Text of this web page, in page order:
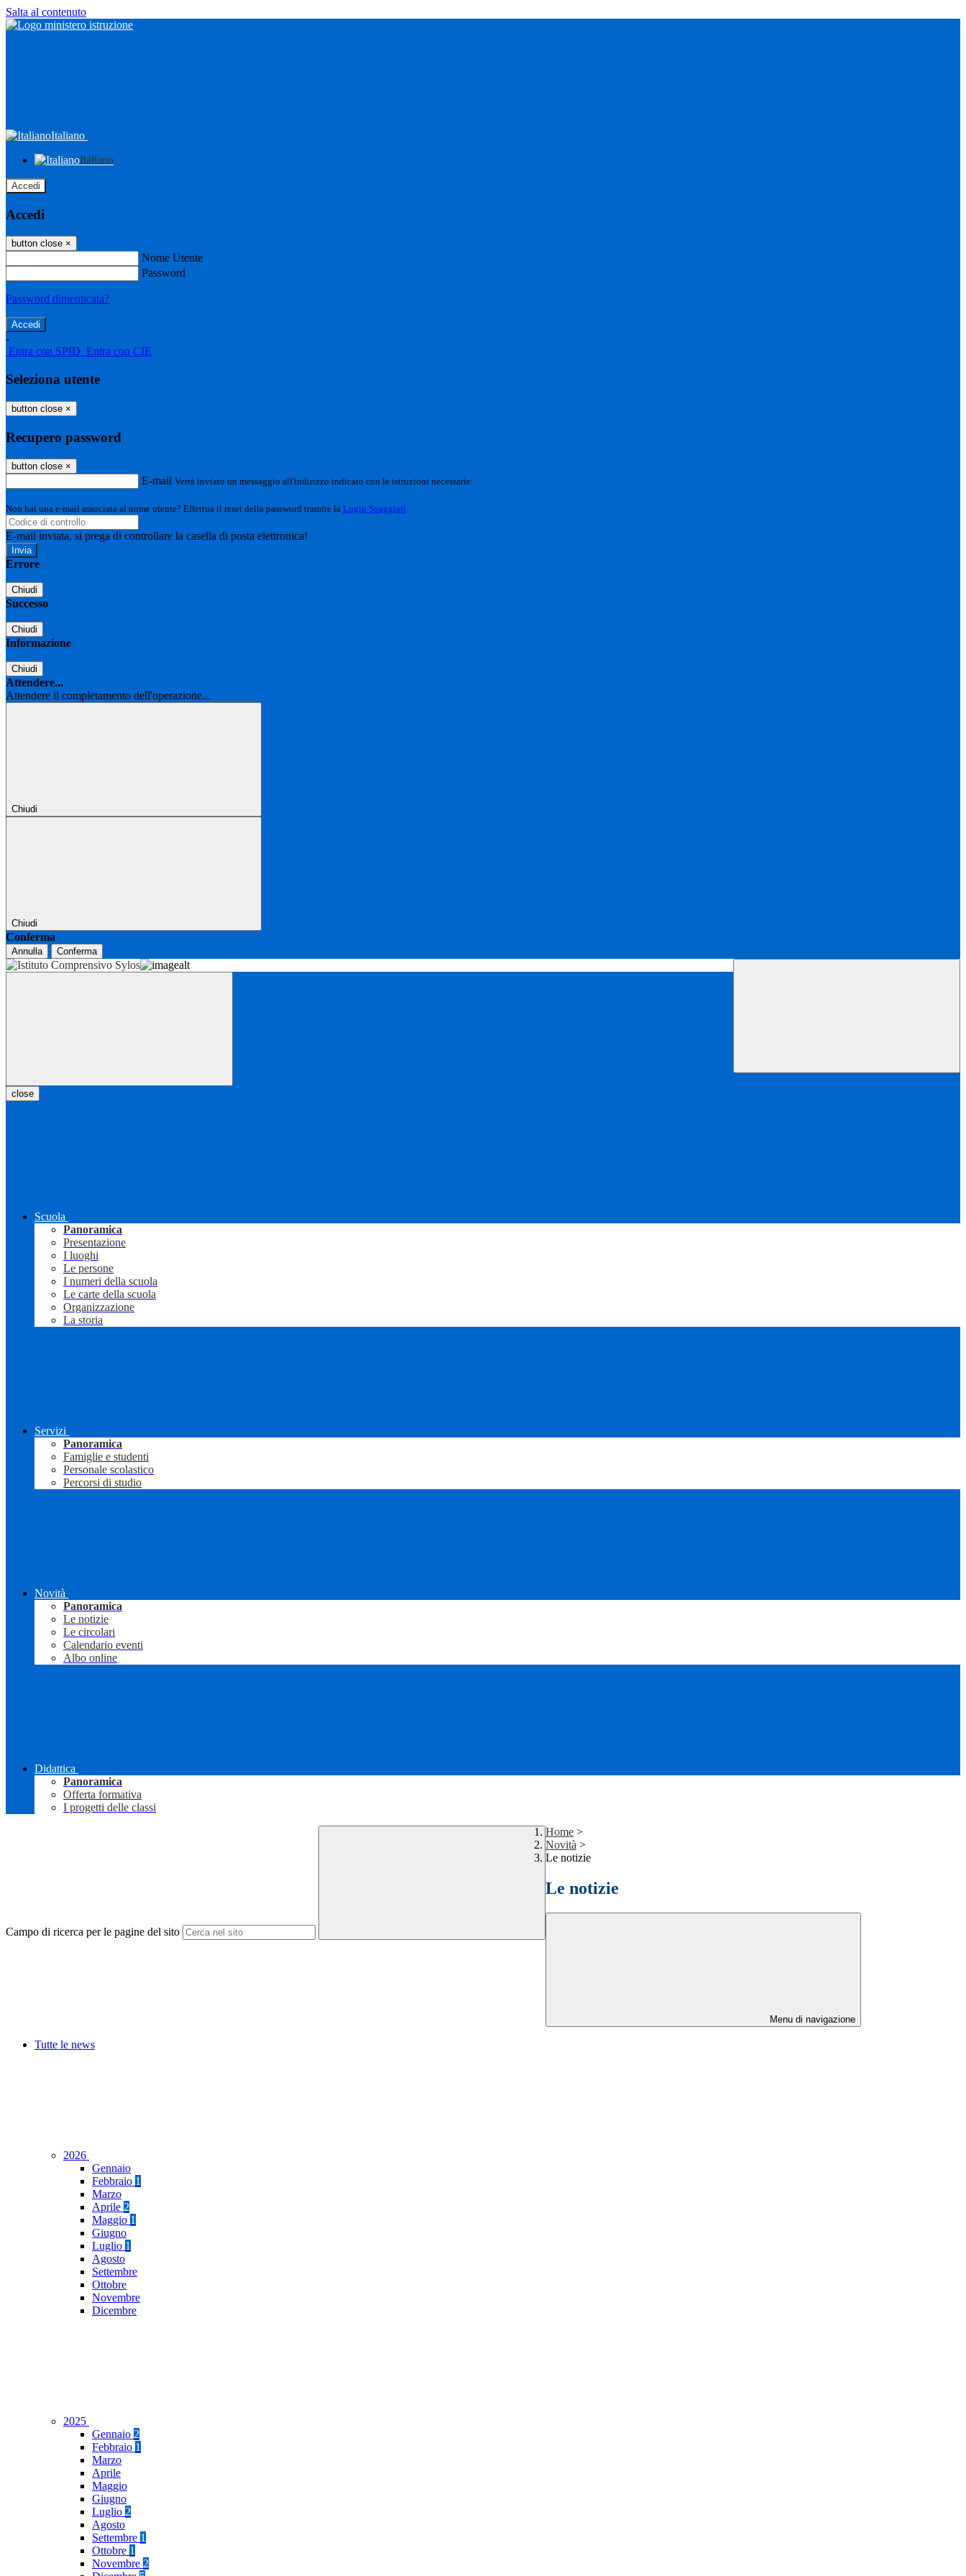
Salta al contenuto
Italiano
Italiano
Accedi
Accedi
button close ×
Nome Utente
Password
Password dimenticata?
-
Entra con SPID Entra con CIE
Seleziona utente
button close ×
Recupero password
button close ×
E-mail Verrà inviato un messaggio all'indirizzo indicato con le istruzioni necessarie.
Non hai una e-mail associata al nome utente? Effettua il reset della password tramite la Login Spaggiari
E-mail inviata, si prega di controllare la casella di posta elettronica!
Errore
Chiudi
Successo
Chiudi
Informazione
Chiudi
Attendere...
Attendere il completamento dell'operazione...
Chiudi
Chiudi
Conferma
Annulla Conferma
close
Scuola
Panoramica
Presentazione
I luoghi
Le persone
I numeri della scuola
Le carte della scuola
Organizzazione
La storia
Servizi
Panoramica
Famiglie e studenti
Personale scolastico
Percorsi di studio
Novità
Panoramica
Le notizie
Le circolari
Calendario eventi
Albo online
Didattica
Panoramica
Offerta formativa
I progetti delle classi
Campo di ricerca per le pagine del sito
Home >
Novità >
Le notizie
Le notizie
Menu di navigazione
Tutte le news
2026
Gennaio
Febbraio 1
Marzo
Aprile 2
Maggio 1
Giugno
Luglio 1
Agosto
Settembre
Ottobre
Novembre
Dicembre
2025
Gennaio 2
Febbraio 1
Marzo
Aprile
Maggio
Giugno
Luglio 2
Agosto
Settembre 1
Ottobre 1
Novembre 2